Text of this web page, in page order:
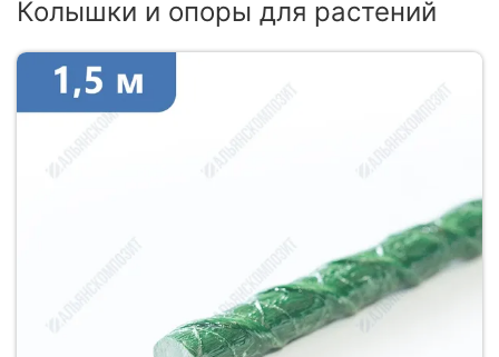
Колышки и опоры для растений